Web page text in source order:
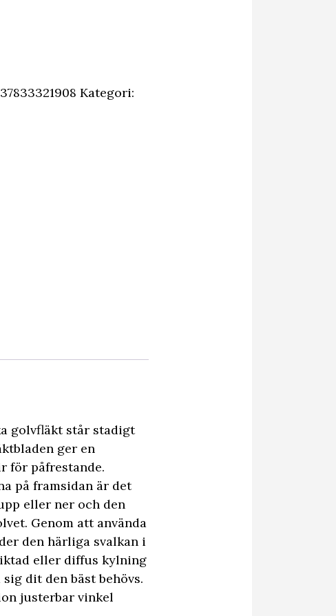
Kategori:
golvfläkt står stadigt
ger en
för påfrestande.
på framsidan är det
eller ner och den
Genom att använda
den härliga svalkan i
eller diffus kylning
dit den bäst behövs.
justerbar vinkel